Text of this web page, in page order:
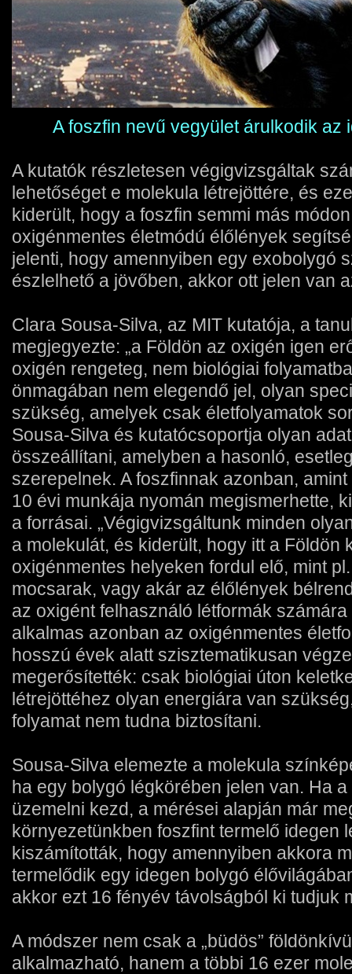
A foszfin nevű vegyület árulkodik az
A kutatók részletesen végigvizsgáltak
lehetőséget e molekula létrejöttére, és
kiderült, hogy a foszfin semmi más
oxigénmentes életmódú élőlények
jelenti, hogy amennyiben egy exobolygó
észlelhető a jövőben, akkor ott jelen van
Clara Sousa-Silva, az MIT kutatója, a
megjegyezte: „a Földön az oxigén igen
oxigén rengeteg, nem biológiai
önmagában nem elegendő jel, olyan
szükség, amelyek csak életfolyamatok
Sousa-Silva és kutatócsoportja olyan
összeállítani, amelyben a hasonló,
szerepelnek. A foszfinnak azonban,
10 évi munkája nyomán megismerhette,
a forrásai. „Végigvizsgáltunk minden
a molekulát, és kiderült, hogy itt a Földön
oxigénmentes helyeken fordul elő, mint
mocsarak, vagy akár az élőlények
az oxigént felhasználó létformák
alkalmas azonban az oxigénmentes
hosszú évek alatt szisztematikusan
megerősítették: csak biológiai úton
létrejöttéhez olyan energiára van
folyamat nem tudna biztosítani.
Sousa-Silva elemezte a molekula
ha egy bolygó légkörében jelen van. Ha
üzemelni kezd, a mérései alapján már
környezetünkben foszfint termelő idegen
kiszámították, hogy amennyiben akkora
termelődik egy idegen bolygó
akkor ezt 16 fényév távolságból ki tudjuk
A módszer nem csak a „büdös”
alkalmazható, hanem a többi 16 ezer